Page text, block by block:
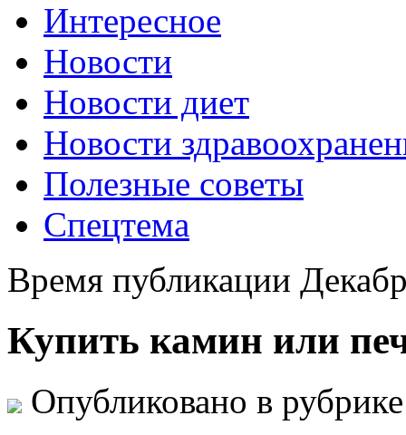
Интересное
Новости
Новости диет
Новости
Полезные советы
Спецтема
Время публикации
Купить камин или
Опубликовано в